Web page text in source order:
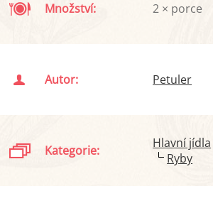
Množství: 2 × porce
Autor: Petuler
Kategorie:
Hlavní jídla
Ryby